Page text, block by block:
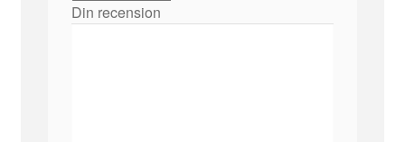
Din recension